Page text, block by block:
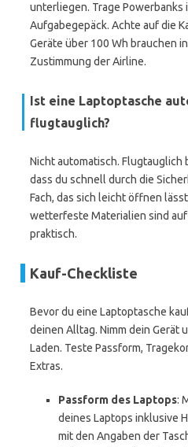
unterliegen. Trage Powerbanks
Aufgabegepäck. Achte auf die
Geräte über 100 Wh brauchen
Zustimmung der Airline.
Ist eine Laptoptasche
flugtauglich?
Nicht automatisch. Flugtauglich
dass du schnell durch die
Fach, das sich leicht öffnen
wetterfeste Materialien sind
praktisch.
Kauf-Checkliste
Bevor du eine Laptoptasche
deinen Alltag. Nimm dein Gerät
Laden. Teste Passform,
Extras.
Passform des Laptops:
deines Laptops inklusive
mit den Angaben der